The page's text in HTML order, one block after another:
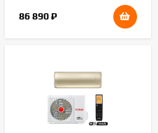
86 890₽